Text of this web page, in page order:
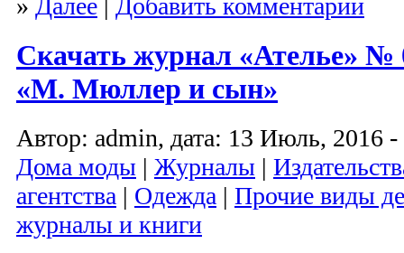
» Далее | Добавить комментарии
Скачать журнал «Ателье» №
«М. Мюллер и сын»
Автор: admin, дата: 13 Июль, 2016 -
Дома моды | Журналы |
агентства | Одежда | Прочие виды
журналы и книги